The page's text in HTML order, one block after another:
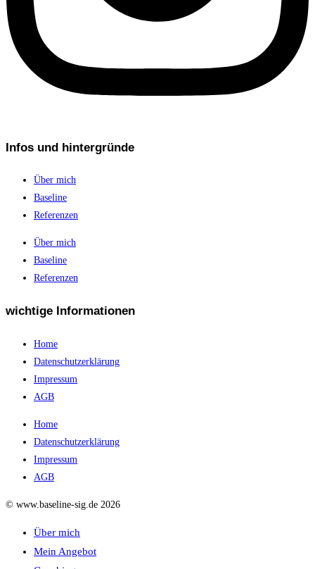
Infos und hintergründe
Über mich
Baseline
Referenzen
Über mich
Baseline
Referenzen
wichtige Informationen
Home
Datenschutzerklärung
Impressum
AGB
Home
Datenschutzerklärung
Impressum
AGB
© www.baseline-sig.de 2026
Über mich
Mein Angebot